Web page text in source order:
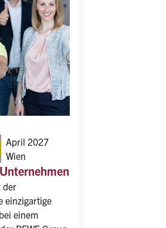
April 2027
Wien
der
einzigartige
einem